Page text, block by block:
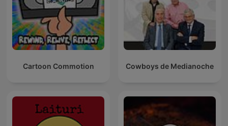
Cartoon Commotion Cowboys de Medianoche